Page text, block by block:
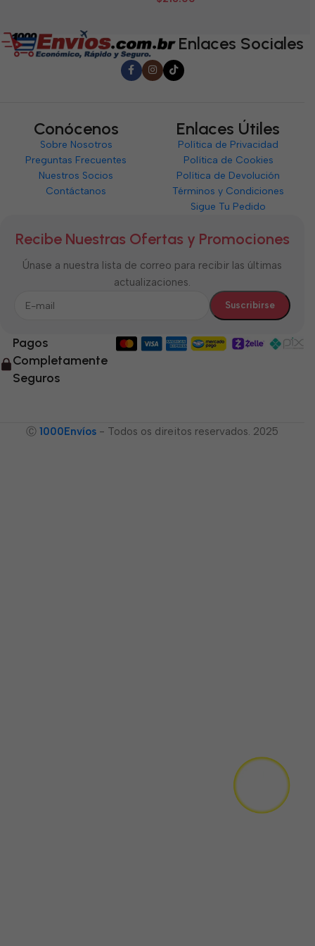
Enlaces Sociales
Conócenos
Sobre Nosotros
Preguntas Frecuentes
Nuestros Socios
Contáctanos
Enlaces Útiles
Política de Privacidad
Política de Cookies
Política de Devolución
Términos y Condiciones
Sigue Tu Pedido
Recibe Nuestras Ofertas y Promociones
Únase a nuestra lista de correo para recibir las últimas
actualizaciones.
Pagos
Completamente
Seguros
Ⓒ 1000Envíos - Todos os direitos reservados. 2025